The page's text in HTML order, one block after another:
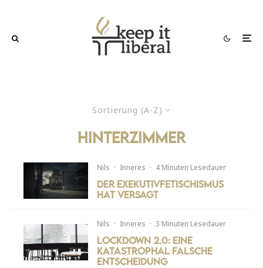
Sortierung (A-Z)
hinterzimmer
Nils · Inneres · 4 Minuten Lesedauer
Der Exekutivfetischismus
hat versagt
Nils · Inneres · 3 Minuten Lesedauer
Lockdown 2.0: Eine
katastrophal falsche
Entscheidung